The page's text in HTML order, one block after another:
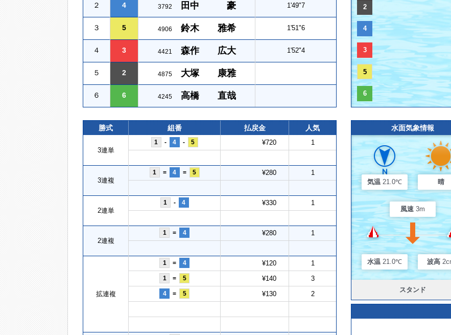
２ 4 3792 田中 豪 1'49"7
３ 5 4906 鈴木 雅希 1'51"6
４ 3 4421 森作 広大 1'52"4
５ 2 4875 大塚 康雅
６ 6 4245 高橋 直哉
2
4
3
5
6
勝式 組番 払戻金 人気
3連単
1 - 4 - 5 ¥720 1
3連複
1 = 4 = 5 ¥280 1
2連単
1 - 4 ¥330 1
2連複
1 = 4 ¥280 1
拡連複
1 = 4 ¥120 1
1 = 5 ¥140 3
4 = 5 ¥130 2
水面気象情報
気温 21.0℃ 晴
風速 3m
水温 21.0℃ 波高
スタンド